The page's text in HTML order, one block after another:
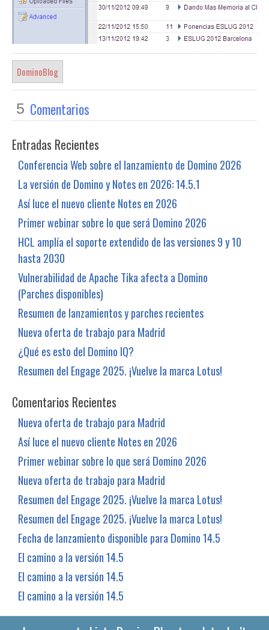
DominoBlog
5 Comentarios
Entradas Recientes
Conferencia Web sobre el lanzamiento de Domino 2026
La versión de Domino y Notes en 2026: 14.5.1
Así luce el nuevo cliente Notes en 2026
Primer webinar sobre lo que será Domino 2026
HCL amplía el soporte extendido de las versiones 9 y 10
hasta 2030
Vulnerabilidad de Apache Tika afecta a Domino
(Parches disponibles)
Resumen de lanzamientos y parches recientes
Nueva oferta de trabajo para Madrid
¿Qué es esto del Domino IQ?
Resumen del Engage 2025. ¡Vuelve la marca Lotus!
Comentarios Recientes
Nueva oferta de trabajo para Madrid
Así luce el nuevo cliente Notes en 2026
Primer webinar sobre lo que será Domino 2026
Nueva oferta de trabajo para Madrid
Resumen del Engage 2025. ¡Vuelve la marca Lotus!
Resumen del Engage 2025. ¡Vuelve la marca Lotus!
Fecha de lanzamiento disponible para Domino 14.5
El camino a la versión 14.5
El camino a la versión 14.5
El camino a la versión 14.5